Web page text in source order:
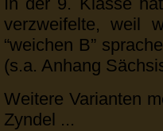
verzweifelte, weil
“weichen B”
(s.a. Anhang
Weitere Varianten
Zyndel ...